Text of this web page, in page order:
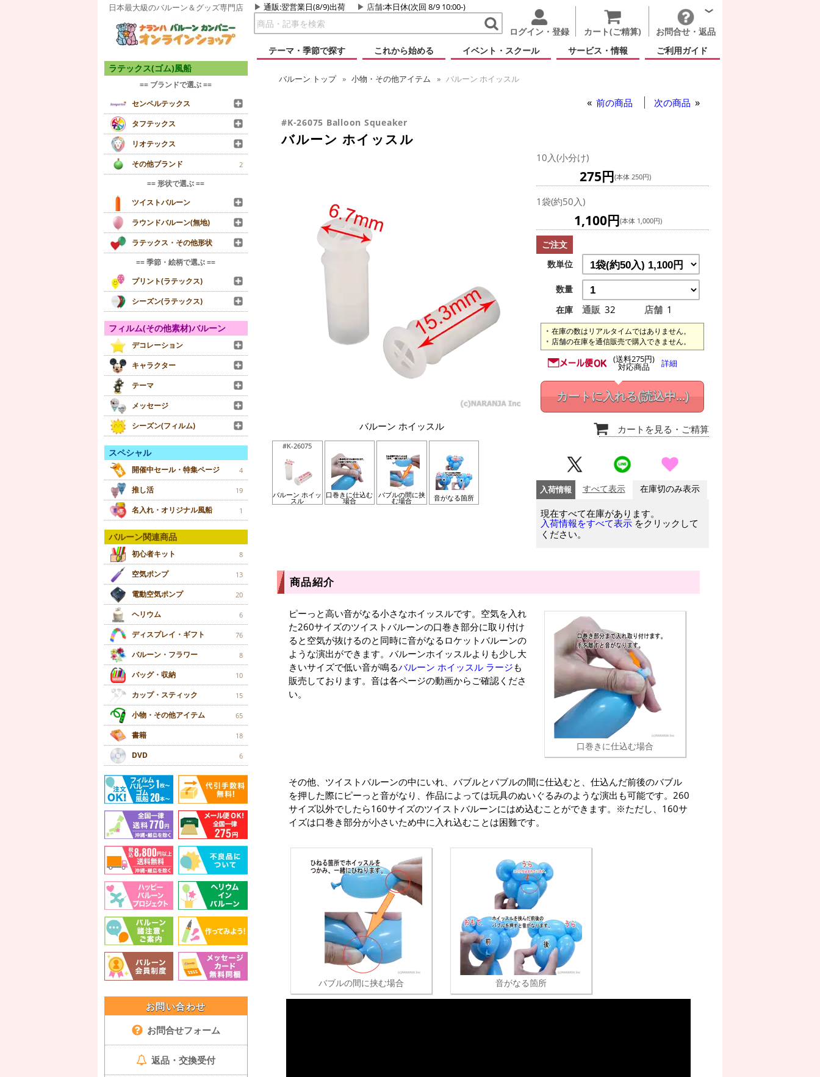
日本最大級のバルーン＆グッズ専門店 通販:翌営業日(8/9)出荷 店舗:本日休(次回 8/9 10:00-)
ログイン・登録 カート(ご精算)
お問合せ・返品
テーマ・季節で探す
これから始める イベント・スクール サービス・情報 ご利用ガイド
ラテックス(ゴム)風船
== ブランドで選ぶ ==
センペルテックス
タフテックス
リオテックス
その他ブランド
2
== 形状で選ぶ ==
ツイストバルーン
ラウンドバルーン(無地)
ラテックス・その他形状
== 季節・絵柄で選ぶ ==
プリント(ラテックス)
シーズン(ラテックス)
フィルム(その他素材)バルーン
デコレーション
キャラクター
テーマ
メッセージ
シーズン(フィルム)
スペシャル
開催中セール・特集ページ 4
推し活 19
名入れ・オリジナル風船 1
バルーン関連商品
初心者キット 8
空気ポンプ 13
電動空気ポンプ 20
ヘリウム 6
ディスプレイ・ギフト 76
バルーン・フラワー 8
バッグ・収納 10
カップ・スティック 15
小物・その他アイテム 65
書籍 18
DVD 6
お問い合わせ
お問合せフォーム
返品・交換受付
バルーン トップ 小物・その他アイテム バルーン ホイッスル
前の商品 次の商品
#K-26075 Balloon Squeaker
バルーン ホイッスル
バルーン ホイッスル
#K-26075
バルーン ホイッ
スル
口巻きに仕込む
場合
バブルの間に挟
む場合 音がなる箇所
10入(小分け)
275円(本体 250円)
1袋(約50入)
1,100円(本体 1,000円)
ご注文
数単位
数量
在庫
通販 32 店舗 1
在庫の数はリアルタイムではありません。
店舗の在庫を通信販売で購入できません。
(送料275円)
対応商品 詳細
カートに入れる(読込中...)
カートを見る ・ご精算
入荷情報 すべて表示 在庫切のみ表示
現在すべて在庫があります。
入荷情報をすべて表示 をクリックして
ください。
商品紹介
口巻きに仕込む場合
ピーっと高い音がなる小さなホイッスルです。空気を入れ
た260サイズのツイストバルーンの口巻き部分に取り付け
ると空気が抜けるのと同時に音がなるロケットバルーンの
ような演出ができます。バルーンホイッスルよりも少し大
きいサイズで低い音が鳴るバルーン ホイッスル ラージも
販売しております。音は各ページの動画からご確認くださ
い。
その他、ツイストバルーンの中にいれ、バブルとバブルの間に仕込むと、仕込んだ前後のバブル
を押した際にピーっと音がなり、作品によっては玩具のぬいぐるみのような演出も可能です。260
サイズ以外でしたら160サイズのツイストバルーンにはめ込むことができます。※ただし、160サ
イズは口巻き部分が小さいため中に入れ込むことは困難です。
バブルの間に挟む場合 音がなる箇所